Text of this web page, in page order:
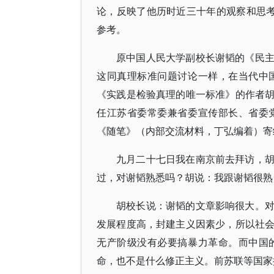
论，反映了他历时近三十年的观察和思
参考。
原中国人民大学副校长谢韬的《民
这同真理标准问题讨论一样，在当代
《实践是检验真理的唯一标准》的作
任江苏省委常委兼省委宣传部长、省
《随笔》（内部交流材料，丁弘编着）
九月二十七日我在南京前去拜访，
过，对谢韬熟悉吗？胡说：我跟谢韬很
胡校长说：谢韬的文章影响很大。
发展程度高，封建主义因素少，所以社
无产阶级没有必要搞暴力革命。而中
命，也不是什么修正主义。前苏联等国